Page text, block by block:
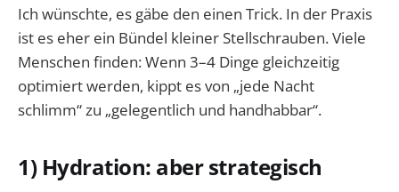
Ich wünschte, es gäbe den einen Trick. In der Praxis
ist es eher ein Bündel kleiner Stellschrauben. Viele
Menschen finden: Wenn 3–4 Dinge gleichzeitig
optimiert werden, kippt es von „jede Nacht
schlimm“ zu „gelegentlich und handhabbar“.
1) Hydration: aber strategisch